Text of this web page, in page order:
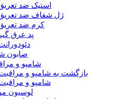
استیک ضد
ژل شفاف ضد
کرم ضد
پد عرق گیر
صابون
شامپو و
بازگشت به شامپو و
شامپو و
لوسیون